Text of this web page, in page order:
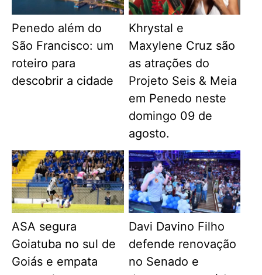
Penedo além do
São Francisco: um
roteiro para
descobrir a cidade
Khrystal e
Maxylene Cruz são
as atrações do
Projeto Seis & Meia
em Penedo neste
domingo 09 de
agosto.
ASA segura
Goiatuba no sul de
Goiás e empata
Davi Davino Filho
defende renovação
no Senado e